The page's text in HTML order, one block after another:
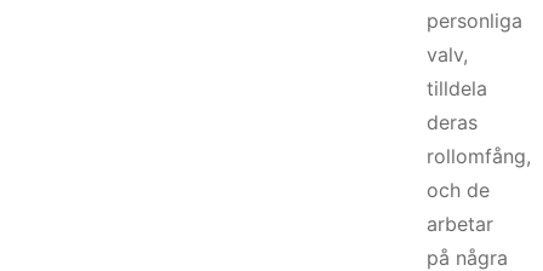
personliga
valv,
tilldela
deras
rollomfång,
och de
arbetar
på några